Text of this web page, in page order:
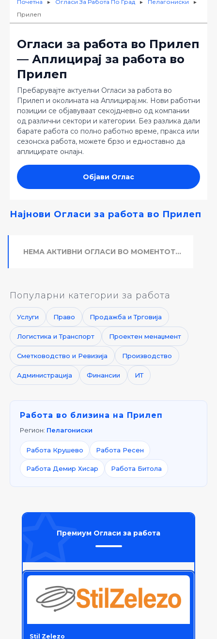
Почетна ► Огласи За Работа По Град ► Пелагониски ►
Прилеп
Огласи за работа во Прилеп
— Аплицирај за работа во
Прилеп
Пребарувајте актуелни Огласи за работа во
Прилеп и околината на Аплицирај.мк. Нови работни
позиции се објавуваат секојдневно од компании
од различни сектори и категории. Без разлика дали
барате работа со полно работно време, пракса или
сезонска работа, можете брзо и едноставно да
аплицирате онлајн.
Објави Оглас
Најнови Огласи за работа во Прилеп
НЕМА АКТИВНИ ОГЛАСИ ВО МОМЕНТОТ...
Популарни категории за работа
Услуги Право Продажба и Трговија
Логистика и Транспорт Проектен менаџмент
Сметководство и Ревизија Производство
Администрација Финансии ИТ
Работа во близина на Прилеп
Регион: Пелагониски
Работа Крушево Работа Ресен
Работа Демир Хисар Работа Битола
Премиум Огласи за работа
Stil Zelezo